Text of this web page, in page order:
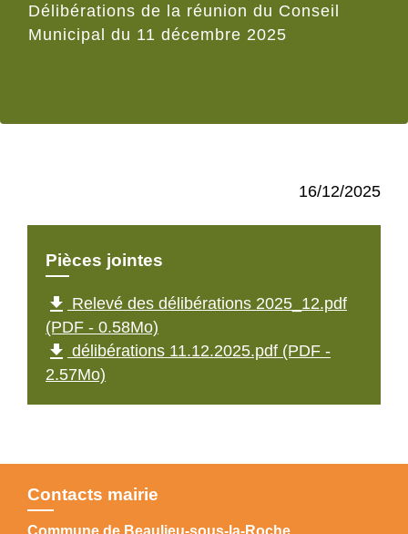
Délibérations de la réunion du Conseil
Municipal du 11 décembre 2025
16/12/2025
Pièces jointes
file_download Relevé des délibérations 2025_12.pdf
(PDF - 0.58Mo)
file_download délibérations 11.12.2025.pdf (PDF -
2.57Mo)
Contacts mairie